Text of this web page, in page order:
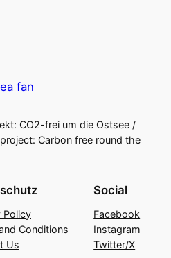
fan
CO2-frei um die Ostsee /
Carbon free round the
Policy
Conditions
Us
Social
Facebook
Instagram
Twitter/X